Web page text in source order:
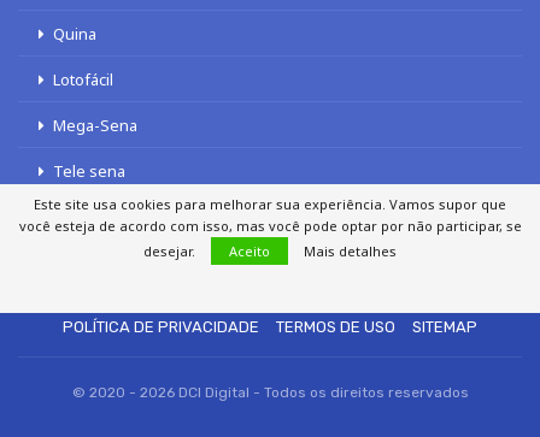
Quina
Lotofácil
Mega-Sena
Tele sena
POLÍTICA DE PRIVACIDADE
TERMOS DE USO SITEMAP
© 2020 - 2026 DCI Digital - Todos os direitos reservados
Este site usa cookies para melhorar sua experiência. Vamos supor que
você esteja de acordo com isso, mas você pode optar por não participar, se
desejar.
Aceito Mais detalhes